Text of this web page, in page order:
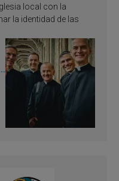
local con la
la identidad de las